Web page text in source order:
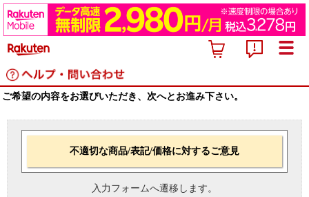
ご希望の内容をお選びいただき、次へとお進み下さい。
不適切な商品/表記/価格に対するご意見
入力フォームへ遷移します。